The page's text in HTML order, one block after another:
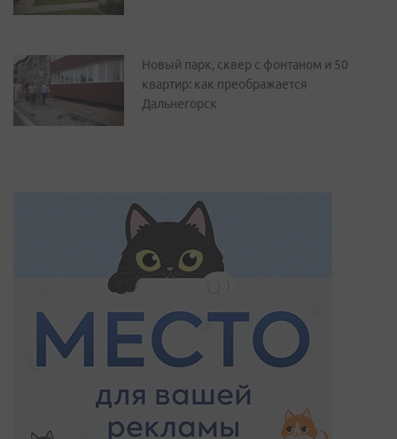
Новый парк, сквер с фонтаном и 50
квартир: как преображается
Дальнегорск